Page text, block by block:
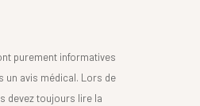
purement informatives
un avis médical. Lors de
devez toujours lire la